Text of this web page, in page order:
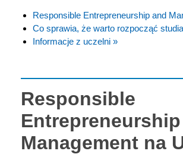
Responsible Entrepreneurship and
Co sprawia, że warto rozpocząć
Informacje z uczelni »
Responsible
Management na